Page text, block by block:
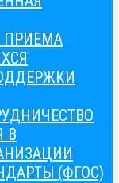
ПРИЕМА
В
(ФГОС)